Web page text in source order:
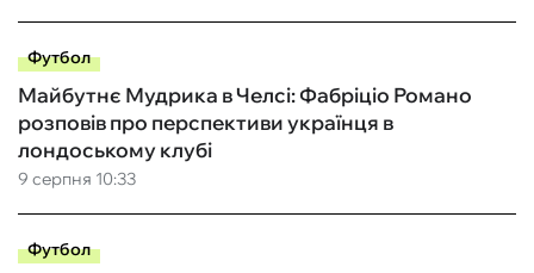
Футбол
9 серпня 10:33
Майбутнє Мудрика в Челсі: Фабріціо Романо
розповів про перспективи українця в
лондоському клубі
Футбол